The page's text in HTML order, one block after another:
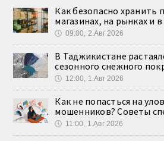
Как безопасно хранить
магазинах, на рынках и
🕔 09:00, 2.Авг 2026
В Таджикистане
сезонного снежного
🕔 12:00, 1.Авг 2026
Как не попасться на
мошенников? Советы
🕔 11:00, 1.Авг 2026